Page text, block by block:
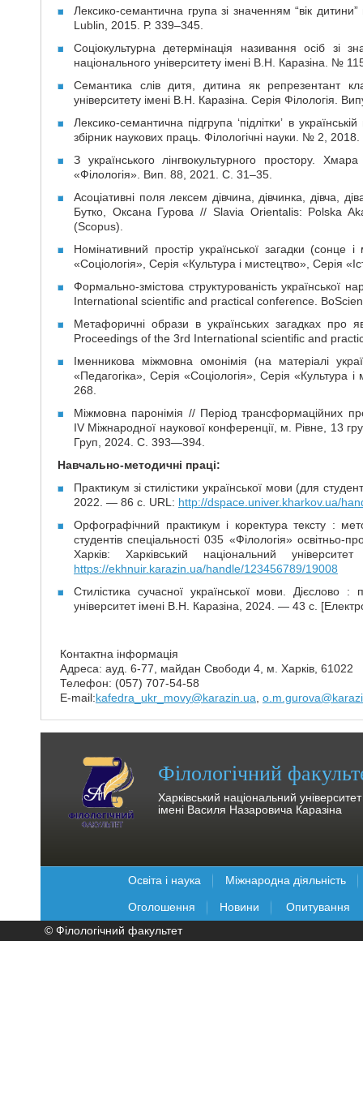
Лексико-семантична група зі значенням “вік
Lublin, 2015. Р. 339–345.
Соціокультурна детермінація називання осіб зі
національного університету імені В.Н. Каразіна. №
Семантика слів дитя, дитина як репрезентант
університету імені В.Н. Каразіна. Серія Філологія.
Лексико-семантична підгрупа ʻпідліткиʼ в
збірник наукових праць. Філологічні науки. № 2,
З українського лінгвокультурного простору.
«Філологія». Вип. 88, 2021. С. 31–35.
Асоціативні поля лексем дівчина, дівчинка, дівча,
Бутко, Оксана Гурова // Slavia Orientalis: Polska
(Scopus).
Номінативний простір української загадки (сонце
«Соціологія», Серія «Культура і мистецтво», Серія
Формально-змістова структурованість
International scientific and practical conference.
Метафоричні образи в українських загадках
Proceedings of the 3rd International scientific and
Іменникова міжмовна омонімія (на матеріалі
«Педагогіка», Серія «Соціологія», Серія
268.
Міжмовна паронімія // Період трансформаційних
IV Міжнародної наукової конференції, м. Рівне, 13
Груп, 2024. С. 393—394.
Навчально-методичні праці:
Практикум зі стилістики української мови (для
2022. — 86 с. URL: http://dspace.univer.kharkov.ua/
Орфографічний практикум і коректура тексту :
студентів спеціальності 035 «Філологія»
Харків: Харківський національний
https://ekhnuir.karazin.ua/handle/123456789/19008
Стилістика сучасної української мови.
університет імені В.Н. Каразіна, 2024. — 43 с.
Контактна інформація
Адреса: ауд. 6-77, майдан Свободи 4, м. Харків, 61022
Телефон: (057) 707-54-58
E-mail:kafedra_ukr_movy@karazin.ua
Філологічний
Харківський національний університет
імені Василя Назаровича Каразіна
Освіта і наука Міжнародна діяльність
Оголошення Новини
Опитування
© Філологічний факультет